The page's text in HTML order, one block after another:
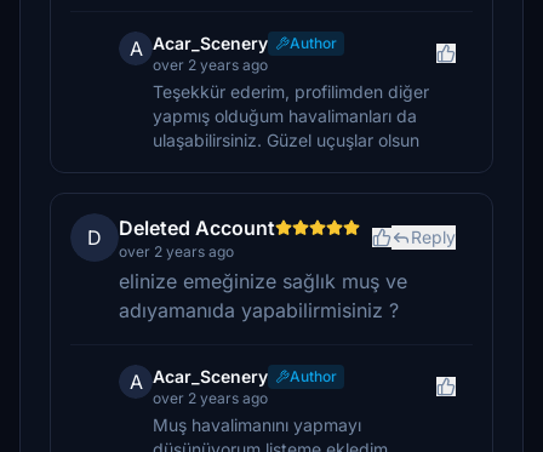
A Acar_Scenery
Author
over 2 years ago
Teşekkür ederim, profilimden diğer
yapmış olduğum havalimanları da
ulaşabilirsiniz. Güzel uçuşlar olsun
D Deleted Account
over 2 years ago
Reply
elinize emeğinize sağlık muş ve
adıyamanıda yapabilirmisiniz ?
A Acar_Scenery
Author
over 2 years ago
Muş havalimanını yapmayı